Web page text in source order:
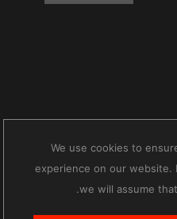
To use this widget, please
We use cookies to
experience on our
we will assume